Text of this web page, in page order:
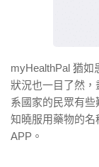
myHealthPal 猶如
狀況也一目了然
系國家的民眾有
知曉服用藥物的
APP。